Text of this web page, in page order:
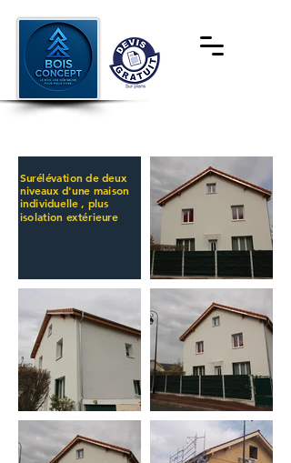
Surélévation de deux
niveaux d'une maison
individuelle , plus
isolation extérieure